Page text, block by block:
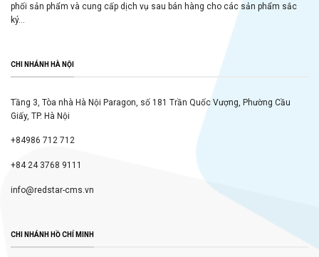
phối sản phẩm và cung cấp dịch vụ sau bán hàng cho các sản phẩm sắc
ký...
CHI NHÁNH HÀ NỘI
Tầng 3, Tòa nhà Hà Nội Paragon, số 181 Trần Quốc Vượng, Phường Cầu
Giấy, TP. Hà Nội
+84986 712 712
+84 24 3768 9111
info@redstar-cms.vn
CHI NHÁNH HỒ CHÍ MINH